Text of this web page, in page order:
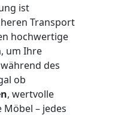
ist
Transport
hochwertige
um Ihre
des
ob
, wertvolle
– jedes